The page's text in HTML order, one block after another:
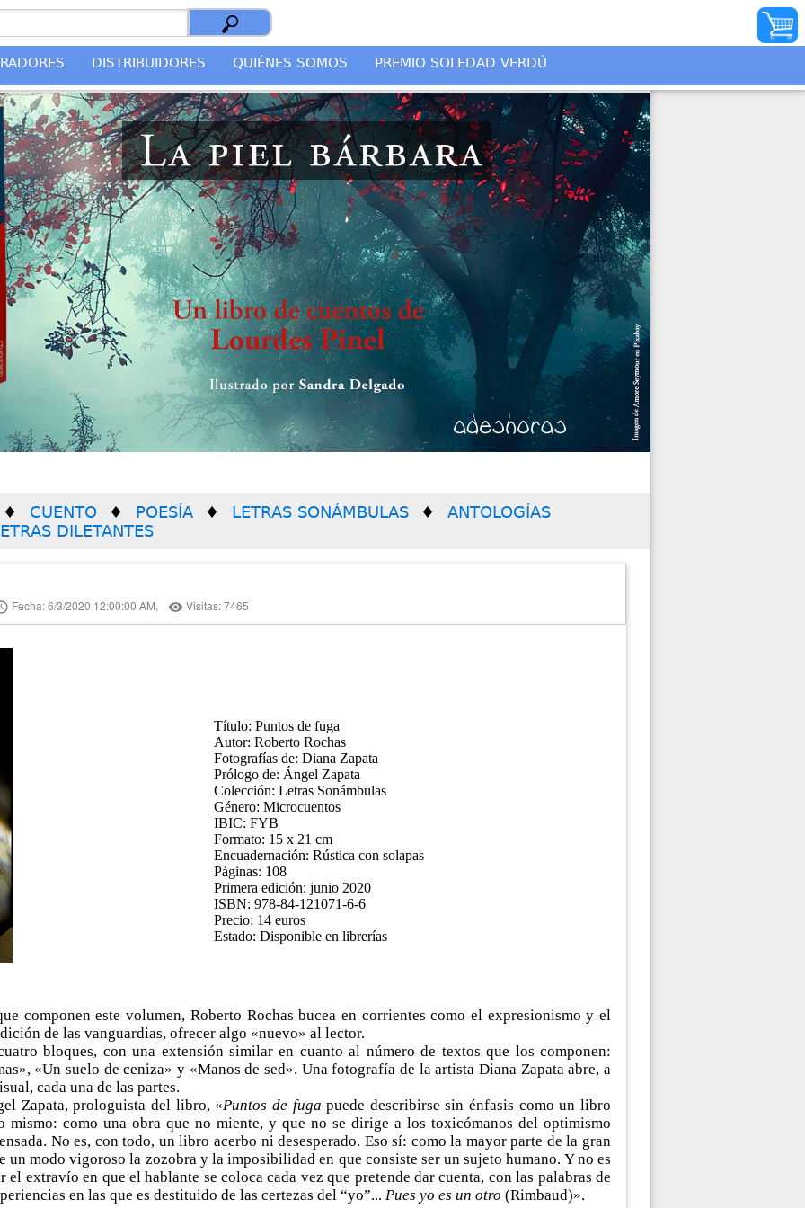
AUTORES
ILUSTRADORES
DISTRIBUIDORES
QUIÉNES SOMOS
PREMIO SOLEDAD
VERDÚ
DISTRIBUIDORES QUIÉNES SOMOS PREMIO SOLEDAD VERDÚ
CUENTO POESÍA LETRAS SONÁMBULAS
ANTOLOGÍAS
DILETANTES
Fecha: 6/3/2020 12:00:00 AM, remove_red_eye Visitas: 7465
Título: Puntos de fuga
Autor: Roberto Rochas
Fotografías de: Diana Zapata
Prólogo de: Ángel Zapata
Colección: Letras Sonámbulas
Género: Microcuentos
IBIC: FYB
Formato: 15 x 21 cm
Encuadernación: Rústica con solapas
Páginas: 108
Primera edición: junio 2020
ISBN: 978-84-121071-6-6
Precio: 14 euros
Estado: Disponible en librerías
componen este volumen, Roberto Rochas bucea en corrientes como el expresionismo y el
de las vanguardias, ofrecer algo «nuevo» al lector.
bloques, con una extensión similar en cuanto al número de textos que los componen:
«Un suelo de ceniza» y «Manos de sed». Una fotografía de la artista Diana Zapata abre, a
cada una de las partes.
Zapata, prologuista del libro, «Puntos de fuga puede describirse sin énfasis como un libro
mismo: como una obra que no miente, y que no se dirige a los toxicómanos del optimismo
No es, con todo, un libro acerbo ni desesperado. Eso sí: como la mayor parte de la gran
un modo vigoroso la zozobra y la imposibilidad en que consiste ser un sujeto humano. Y no es
el extravío en que el hablante se coloca cada vez que pretende dar cuenta, con las palabras de
en las que es destituido de las certezas del “yo”... Pues yo es un otro (Rimbaud)».